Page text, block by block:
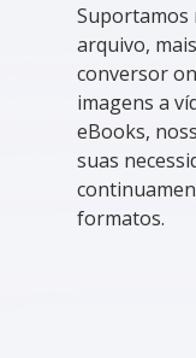
Suportamos
arquivo,
conversor
imagens a
eBooks,
suas
formatos.